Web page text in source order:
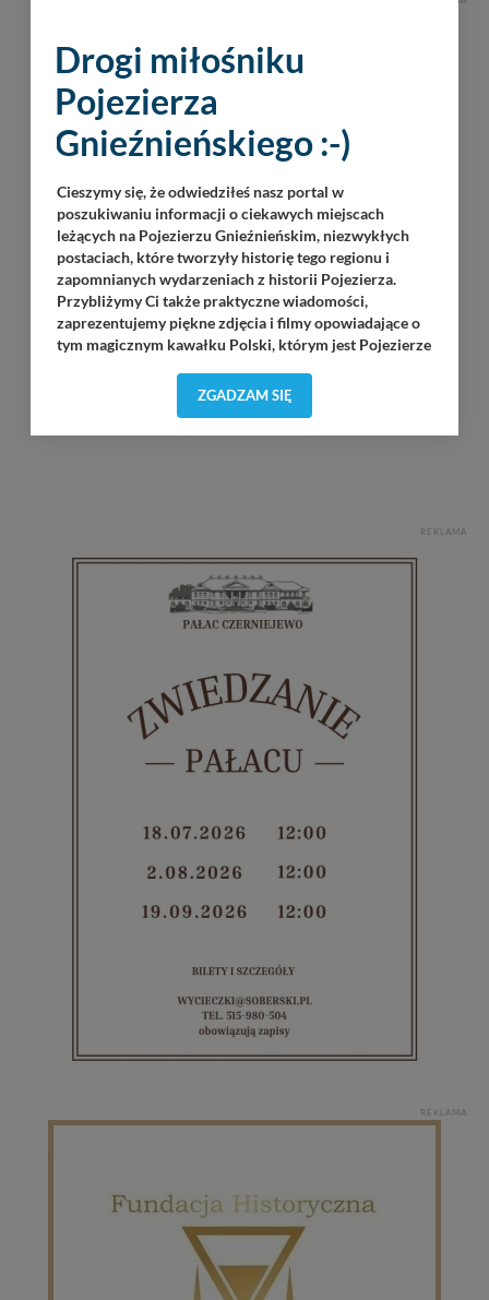
REKLAMA
REKLAMA
Drogi miłośniku
Pojezierza
Gnieźnieńskiego :-)
Cieszymy się, że odwiedziłeś nasz portal w
poszukiwaniu informacji o ciekawych miejscach
leżących na Pojezierzu Gnieźnieńskim, niezwykłych
postaciach, które tworzyły historię tego regionu i
zapomnianych wydarzeniach z historii Pojezierza.
Przybliżymy Ci także praktyczne wiadomości,
zaprezentujemy piękne zdjęcia i filmy opowiadające o
tym magicznym kawałku Polski, którym jest Pojezierze
Pojezierze Gnieźnieńskie odkrywać dla Ciebie na
składający się z pasjonatów, miłośników, czy wręcz
Abyśmy nadal mogli to robić, potrzebujemy Twojej
zgody, dzięki której, będziemy mogli elementy serwisu
dostosować do Twoich preferencji. Twoje dane (w tym
pliki cookies) będą zapisywane w celu usprawnienia
Bezpieczeństwo Twoich danych jest dla nas
priorytetowe, bez poinformowania Ciebie nie będziemy
zmieniać zakresu naszych uprawnień. Twoje dane są u
nas bezpieczne, jeśli masz wątpliwości co do naszych
intencji, zawsze możesz wycofać swoją zgodę. Więcej
wyrażasz zgodę na przetwarzanie Twoich danych.
Nasz serwis nie wykorzystuje oraz nie udostępnia
Twoich danych innym podmiotom oraz osobom
danych z formularza kontaktowego, przekazanie danych
itp). Więcej informacji o zasadach i funkcjonalności
Regulaminie Serwisu.
Piastowskim 10B/10. Możesz z nami skontaktować się
danych, zażądać ich poprawienia lub usunięcia,
zabronić ich przetwarzania. Pamiętaj jednak, że nie
zawsze jest możliwe techniczne zrealizowanie Twoich
praw w odniesieniu do informacji zawartych w plikach
cookies. Twoja przeglądarka umożliwia Ci skasowanie
ZGADZAM SIĘ